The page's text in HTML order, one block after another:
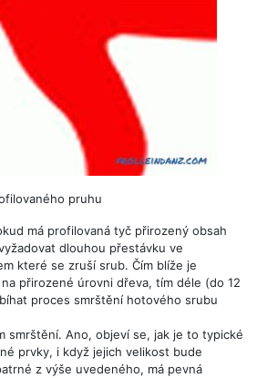
pruhu
má profilovaná tyč přirozený obsah
dlouhou přestávku ve
které se zruší srub. Čím blíže je
přirozené úrovni dřeva, tím déle (do 12
proces smrštění hotového srubu
smrštění. Ano, objeví se, jak je to typické
prvky, i když jejich velikost bude
z výše uvedeného, ​​má pevná